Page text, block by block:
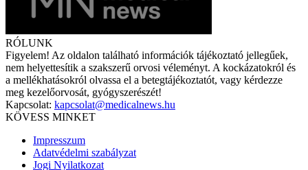
RÓLUNK
Figyelem! Az oldalon található információk tájékoztató jellegűek,
nem helyettesítik a szakszerű orvosi véleményt. A kockázatokról és
a mellékhatásokról olvassa el a betegtájékoztatót, vagy kérdezze
meg kezelőorvosát, gyógyszerészét!
Kapcsolat: kapcsolat@medicalnews.hu
KÖVESS MINKET
Impresszum
Adatvédelmi szabályzat
Jogi Nyilatkozat